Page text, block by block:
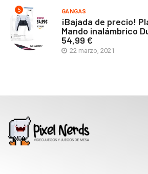
5 GANGAS
¡Bajada de precio!
Mando inalámbrico
54,99 €
22 marzo, 2021